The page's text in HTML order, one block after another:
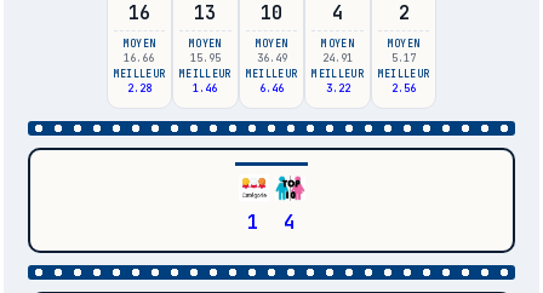
16
MOYEN
16.66
MEILLEUR
2.28
13
MOYEN
15.95
MEILLEUR
1.46
10
MOYEN
36.49
MEILLEUR
6.46
4
MOYEN
24.91
MEILLEUR
3.22
2
MOYEN
5.17
MEILLEUR
2.56
1 4